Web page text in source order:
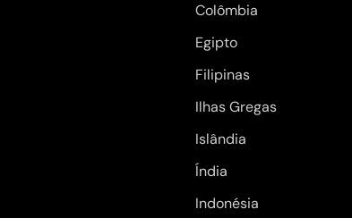
Colômbia
Egipto
Filipinas
Ilhas Gregas
Islândia
Índia
Indonésia